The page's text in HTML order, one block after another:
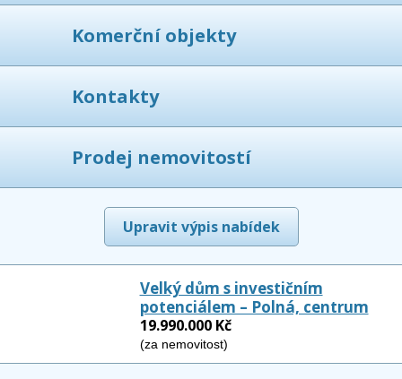
Komerční objekty
Kontakty
Prodej nemovitostí
Upravit výpis nabídek
Velký dům s investičním
potenciálem – Polná, centrum
19.990.000 Kč
(za nemovitost)